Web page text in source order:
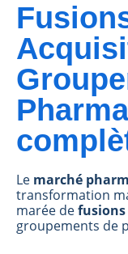
Le marché
transformation
marée defusions
groupements de